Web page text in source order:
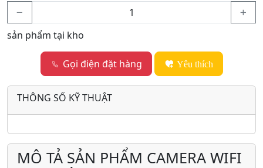
sản phẩm tại kho
Gọi điện đặt hàng Yêu thích
THÔNG SỐ KỸ THUẬT
MÔ TẢ SẢN PHẨM CAMERA WIFI